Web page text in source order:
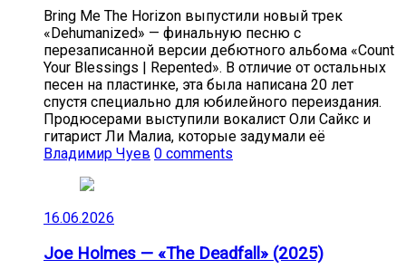
Bring Me The Horizon выпустили новый трек
«Dehumanized» — финальную песню с
перезаписанной версии дебютного альбома «Count
Your Blessings | Repented». В отличие от остальных
песен на пластинке, эта была написана 20 лет
спустя специально для юбилейного переиздания.
Продюсерами выступили вокалист Оли Сайкс и
гитарист Ли Малиа, которые задумали её
Владимир Чуев 0 comments
16.06.2026
Joe Holmes — «The Deadfall» (2025)